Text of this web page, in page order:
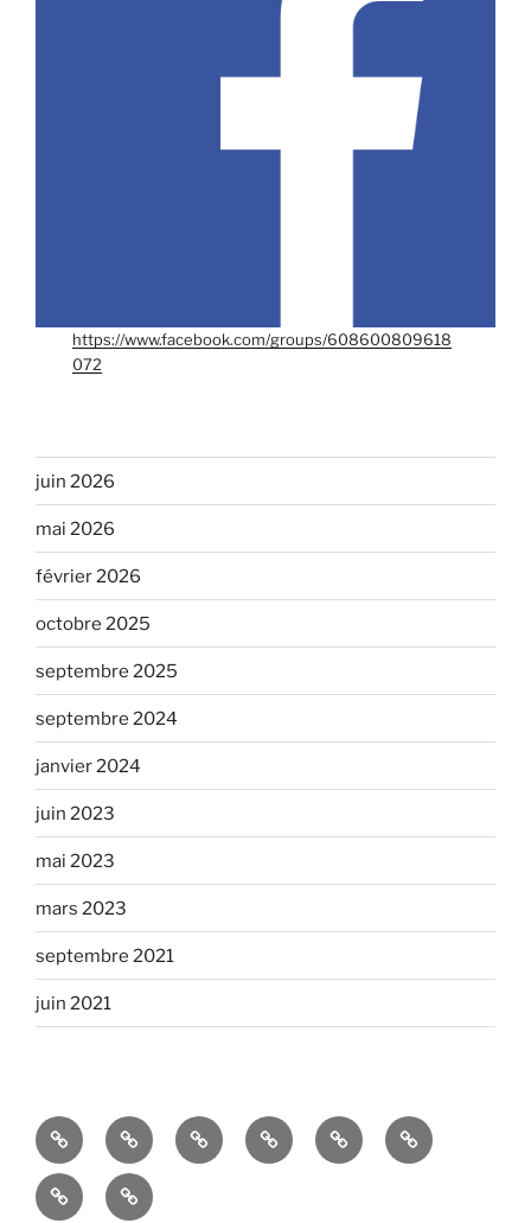
https://www.facebook.com/groups/608600809618
072
juin 2026
mai 2026
février 2026
octobre 2025
septembre 2025
septembre 2024
janvier 2024
juin 2023
mai 2023
mars 2023
septembre 2021
juin 2021
Art
&
Culture
Découvrez
nos
Evénements
2026
–
Meudon,
une
Neder-
over-
L’âme
de
NECRO-
ART
Cotisations
pour